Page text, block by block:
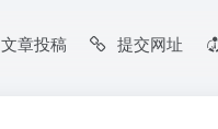
文章投稿 提交网址